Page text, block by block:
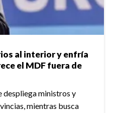
al interior y enfría
el MDF fuera de
despliega ministros y
mientras busca